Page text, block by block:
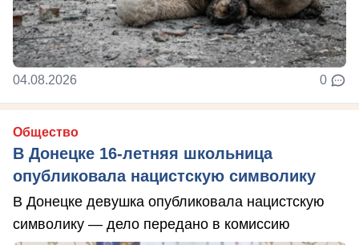
04.08.2026 0
Общество
В Донецке 16-летняя школьница
опубликовала нацистскую символику
В Донецке девушка опубликовала нацистскую
символику — дело передано в комиссию